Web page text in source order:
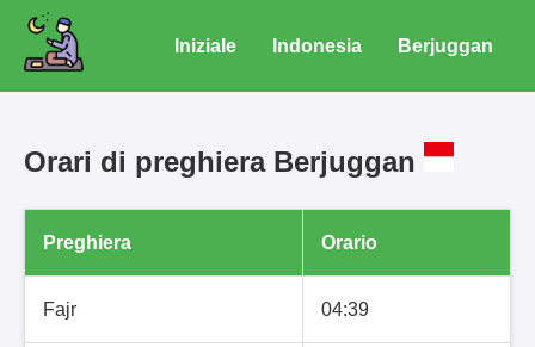
Iniziale Indonesia Berjuggan
Orari di preghiera Berjuggan
Preghiera Orario
Fajr 04:39